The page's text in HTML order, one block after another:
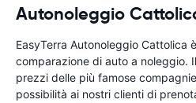
Autonoleggio
EasyTerra Autonoleggio Cattolica
comparazione di auto a noleggio.
prezzi delle più famose
possibilità ai nostri clienti di